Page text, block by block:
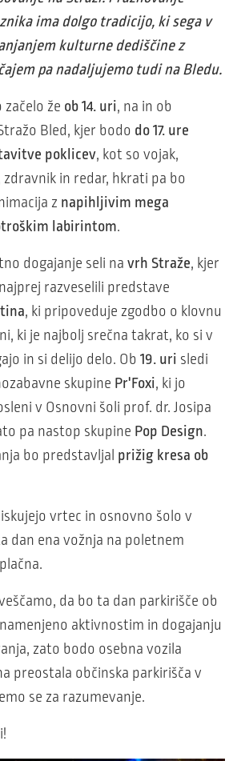
ima dolgo tradicijo, ki sega v
kulturne dediščine z
pa nadaljujemo tudi na Bledu.
začelo že ob 14. uri, na in ob
Bled, kjer bodo do 17. ure
poklicev, kot so vojak,
zdravnik in redar, hkrati pa bo
z napihljivim mega
labirintom.
dogajanje seli na vrh Straže, kjer
razveselili predstave
, ki pripoveduje zgodbo o klovnu
ki je najbolj srečna takrat, ko si v
in si delijo delo. Ob 19. uri sledi
skupine Pr'Foxi, ki jo
v Osnovni šoli prof. dr. Josipa
pa nastop skupine Pop Design.
bo predstavljal prižig kresa ob
vrtec in osnovno šolo v
dan ena vožnja na poletnem
da bo ta dan parkirišče ob
aktivnostim in dogajanju
zato bodo osebna vozila
preostala občinska parkirišča v
se za razumevanje.